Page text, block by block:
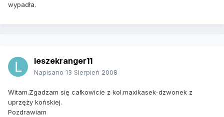
wypadła.
leszekranger11
Napisano 13 Sierpień 2008
Witam.Zgadzam się całkowicie z kol.maxikasek-dzwonek z
uprzęży końskiej.
Pozdrawiam